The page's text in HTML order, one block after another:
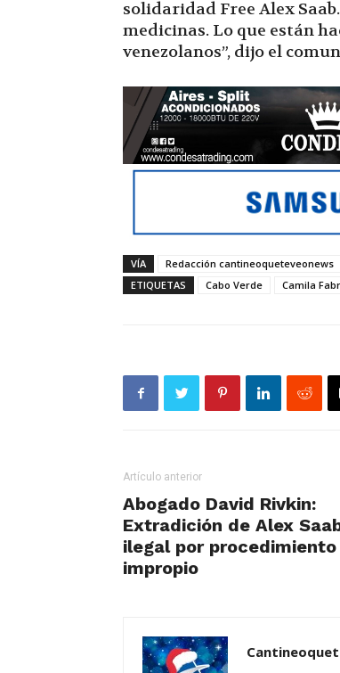
solidaridad Free Alex
medicinas. Lo que están
venezolanos”, dijo el
VÍA
Redacción cantineoqueteveonews
ETIQUETAS
Cabo Verde Camila
Artículo anterior
Abogado David Rivkin:
Extradición de Alex
ilegal por procedimiento
impropio